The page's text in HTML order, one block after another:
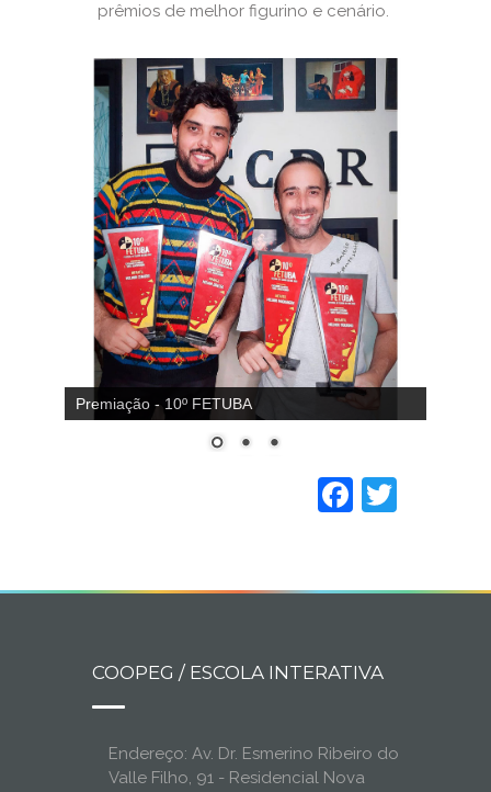
prêmios de melhor figurino e cenário.
Premiação - 10º FETUBA
COOPEG / ESCOLA INTERATIVA
Endereço: Av. Dr. Esmerino Ribeiro do
Valle Filho, 91 - Residencial Nova